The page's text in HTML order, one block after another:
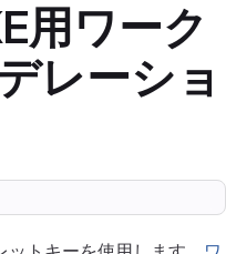
用ワーク
レーショ